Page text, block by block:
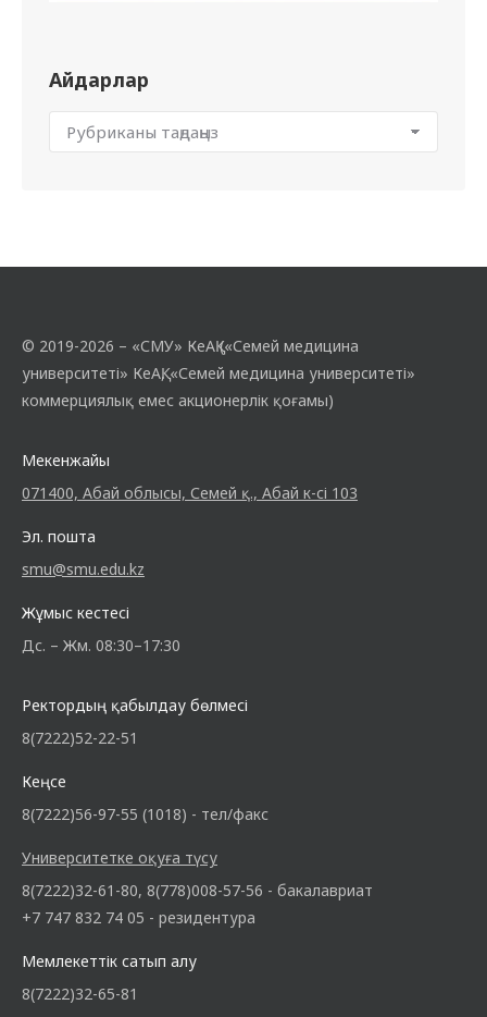
Айдарлар
© 2019-2026 – «СМУ» КеАҚ («Семей медицина
университеті» КеАҚ, «Семей медицина университеті»
коммерциялық емес акционерлік қоғамы)
Мекенжайы
071400, Абай облысы, Семей қ., Абай к-сі 103
Эл. пошта
smu@smu.edu.kz
Жұмыс кестесі
Дс. – Жм. 08:30–17:30
Ректордың қабылдау бөлмесі
8(7222)52-22-51
Кеңсе
8(7222)56-97-55 (1018) - тел/факс
Университетке оқуға түсу
8(7222)32-61-80, 8(778)008-57-56 - бакалавриат
+7 747 832 74 05 - резидентура
Мемлекеттік сатып алу
8(7222)32-65-81